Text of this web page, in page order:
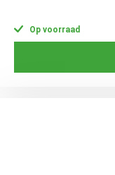
Op voorraad